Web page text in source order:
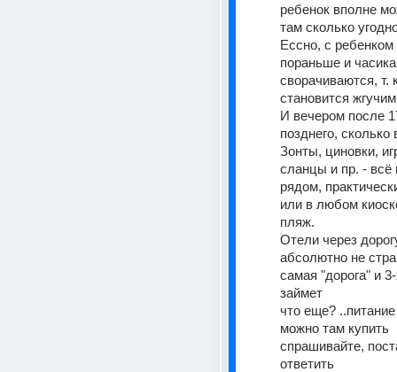
ребенок вполне
там сколько
Ессно, с
пораньше и
сворачиваются, т.
становится
И вечером после
позднего,
Зонты, циновки,
сланцы и пр. - всё
рядом,
или в любом
пляж.
Отели через
абсолютно не
самая "дорога" и
займет
что еще?
можно там купить
спрашивайте,
ответить